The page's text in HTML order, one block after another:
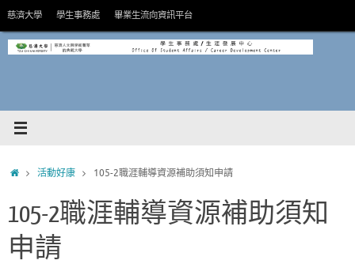
Skip
content
慈濟大學 學生事務處 畢業生流向資訊平台
HOME活動好康 105-2職涯輔導資源補助須知申請
105-2職涯輔導資源補助須知
申請